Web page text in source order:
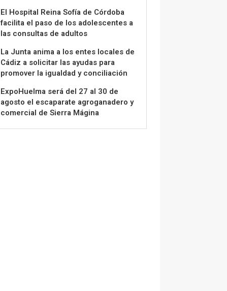
El Hospital Reina Sofía de Córdoba
facilita el paso de los adolescentes a
las consultas de adultos
La Junta anima a los entes locales de
Cádiz a solicitar las ayudas para
promover la igualdad y conciliación
ExpoHuelma será del 27 al 30 de
agosto el escaparate agroganadero y
comercial de Sierra Mágina